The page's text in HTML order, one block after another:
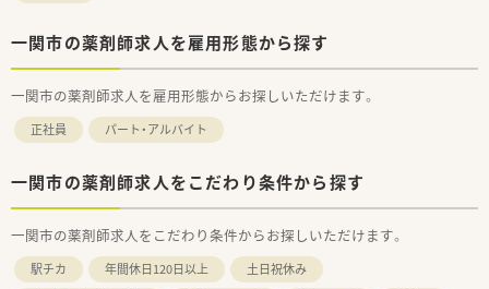
一関市の薬剤師求人を雇用形態から探す
一関市の薬剤師求人を雇用形態からお探しいただけます。
正社員 パート・アルバイト
一関市の薬剤師求人をこだわり条件から探す
一関市の薬剤師求人をこだわり条件からお探しいただけます。
駅チカ 年間休日120日以上
土日祝休み